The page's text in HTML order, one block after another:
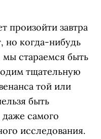
произойти завтра
но когда-нибудь
стараемся быть
тщательную
той или
быть
даже самого
исследования.